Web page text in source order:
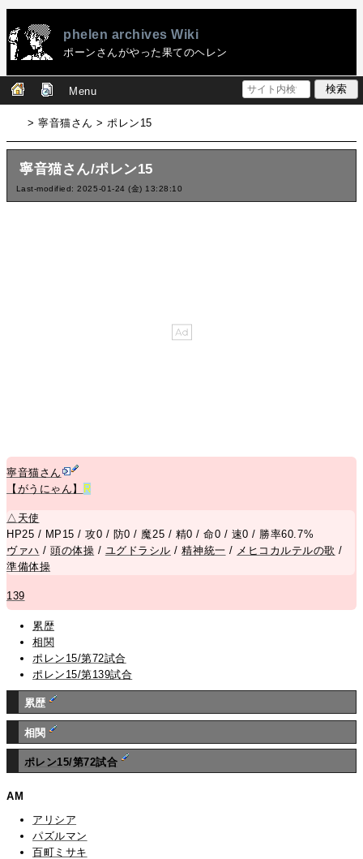
phelen archives Wiki
ポーンさんがやった果てのヘレン
Menu
> 寧音猫さん > ポレン15
寧音猫さん/ポレン15
Last-modified: 2025-01-24 (金) 13:28:10
寧音猫さん
【がうにゃん】
R
△ 天使
HP25 / MP15 / 攻0 / 防0 / 魔25 / 精0 / 命0 / 速0 / 勝率60.7%
ヴァハ /頭の体操 / ユグドラシル /精神統一 / メヒコカルテルの歌 /
準備体操
139
累歴
相関
ポレン15/第72試合
ポレン15/第139試合
累歴
相関
ポレン15/第72試合
AM
アリシア
パズルマン
百町ミサキ